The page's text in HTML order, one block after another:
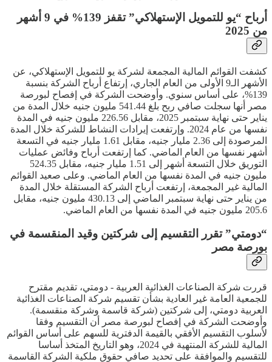
أرباح “يو للتمويل الإستهلاكي” تقفز 139% في 9 أشهر
من 2025
كشفت القوائم المالية المجمعة لشركة يو للتمويل الإستهلاكي، عن
الأشهر الـ9 الأولى من العام الجاري، إرتفاع أرباح الشركة بنسبة
139%، على أساس سنوي. وأوضحت الشركة في إفصاح لبورصة
مصر أنها سجلت صافي ربح بلغ 541.44 مليون جنيه خلال المدة من
يناير حتى نهاية سبتمبر 2025، مقابل 226.56 مليون جنيه في المدة
نفسها من عام 2024. وإرتفعت إيرادات النشاط للشركة خلال المدة
المرصودة إلى 2.36 مليار جنيه، مقابل 1.61 مليار جنيه في التسعة
أشهر نفسها من العام الماضي. كما إرتفعت أرباح وفائض عمليات
التوريق خلال التسعة أشهر إلى 1.51 مليار جنيه، مقابل 524.35
مليون جنيه في المدة نفسها من العام الماضي. وعلى صعيد القوائم
المالية غير المجمعة، إرتفعت أرباح الشركة المستقلة خلال المدة
من يناير حتى نهاية سبتمبر الماضي إلى 430.13 مليون جنيه، مقابل
205.6 مليون جنيه في المدة نفسها من العام الماضي.
“دومتي” تقرر التقسيم إلى شركتين وقيد المنقسمة في
بورصة مصر
قررت شركة الصناعات الغذائية العربية - دومتي، تقديم مقترح
للجمعية العامة غير العادية بشأن تقسيم شركة الصناعات الغذائية
العربية دومتي، إلى شركتين (شركة قاسمة وشركة منقسمة).
وأوضحت الشركة في إفصاح لبورصة مصر أن التقسيم وفقا
لأسلوب التقسيم الأفقي بالقيمة الدفترية للسهم على أساس القوائم
المالية للشركة المنتهية في 2024، وهو التاريخ المتخذ أساسا
للتقسيم والموافقة على تحديد صافي حقوق ملكية الشركة القاسمة